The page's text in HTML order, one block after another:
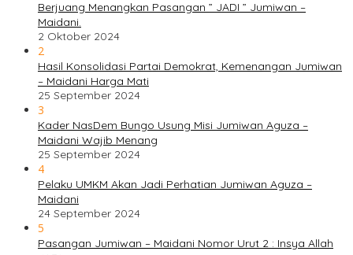
Berjuang Menangkan Pasangan ” JADI ” Jumiwan –
Maidani.
2 Oktober 2024
2
Hasil Konsolidasi Partai Demokrat, Kemenangan Jumiwan
– Maidani Harga Mati
25 September 2024
3
Kader NasDem Bungo Usung Misi Jumiwan Aguza –
Maidani Wajib Menang
25 September 2024
4
Pelaku UMKM Akan Jadi Perhatian Jumiwan Aguza –
Maidani
24 September 2024
5
Pasangan Jumiwan – Maidani Nomor Urut 2 : Insya Allah